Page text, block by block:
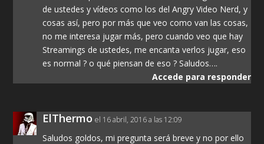
de ustedes y vídeos como los del Angry Video Nerd, y
cosas así, pero por más que veo como van las cosas,
no me interesa jugar más, pero cuando veo que hay
Streamings de ustedes, me encanta verlos jugar, eso
es normal ? o qué piensan de eso ? Saludos….
Accede para responder
ElThermo el 16 abril, 2016 a las 12:09
Saludos goldos, mi pregunta será breve y no por ello